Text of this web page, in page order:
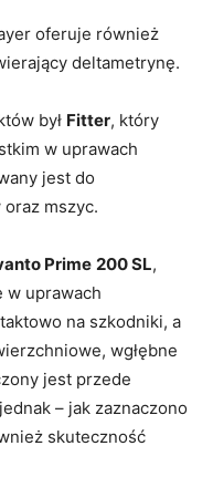
oferuje również
deltametrynę.
był Fitter, który
w uprawach
jest do
mszyc.
Prime 200 SL,
w uprawach
na szkodniki, a
wgłębne
jest przede
– jak zaznaczono
skuteczność